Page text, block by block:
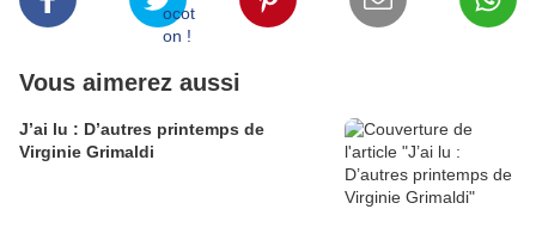
Vous aimerez aussi
J’ai lu : D’autres printemps de
Virginie Grimaldi